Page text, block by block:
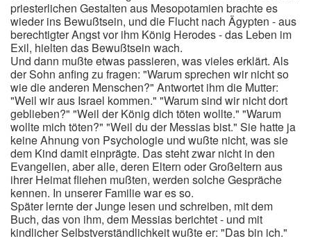
priesterlichen Gestalten aus Mesopotamien brachte es
wieder ins Bewußtsein, und die Flucht nach Ägypten - aus
berechtigter Angst vor ihm König Herodes - das Leben im
Exil, hielten das Bewußtsein wach.
Und dann mußte etwas passieren, was vieles erklärt. Als
der Sohn anfing zu fragen: "Warum sprechen wir nicht so
wie die anderen Menschen?" Antwortet ihm die Mutter:
"Weil wir aus Israel kommen." "Warum sind wir nicht dort
geblieben?" "Weil der König dich töten wollte." "Warum
wollte mich töten?" "Weil du der Messias bist." Sie hatte ja
keine Ahnung von Psychologie und wußte nicht, was sie
dem Kind damit einprägte. Das steht zwar nicht in den
Evangelien, aber alle, deren Eltern oder Großeltern aus
ihrer Heimat fliehen mußten, werden solche Gespräche
kennen. In unserer Familie war es so.
Später lernte der Junge lesen und schreiben, mit dem
Buch, das von ihm, dem Messias berichtet - und mit
kindlicher Selbstverständlichkeit wußte er: "Das bin ich."